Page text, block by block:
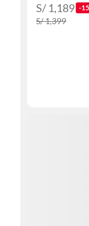
S/ 1,189 -
S/ 1,399